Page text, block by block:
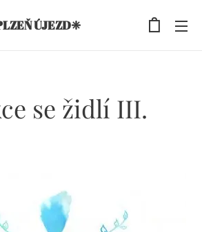
ÚJEZD❈
se židlí III.